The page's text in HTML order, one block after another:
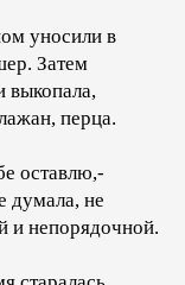
уносили в
Затем
выкопала,
перца.
оставлю,-
думала, не
и непорядочной.